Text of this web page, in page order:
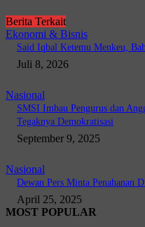
Berita Terkait
Ekonomi & Bisnis
Said Iqbal Ketemu Menkeu,
Juli 8, 2026
Nasional
SMSI Imbau Pengurus dan
Tegaknya Demokratisasi
September 9, 2025
Nasional
Dewan Pers Minta Penahanan
April 25, 2025
MOST POPULAR